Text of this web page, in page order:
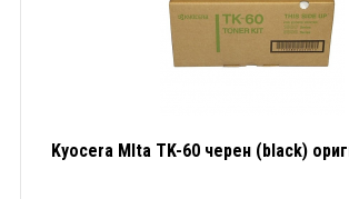
Kyocera MIta TK-60 черен (black)